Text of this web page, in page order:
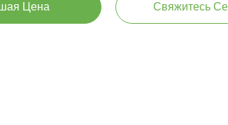
Цена Свяжитесь